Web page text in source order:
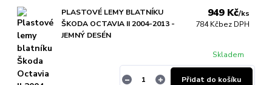
PLASTOVÉ LEMY BLATNÍKU
ŠKODA OCTAVIA II 2004-2013 -
JEMNÝ DESÉN
949 Kč/ks
784 Kčbez DPH
Skladem
Přidat do košíku